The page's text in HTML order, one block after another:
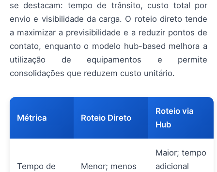
se destacam: tempo de trânsito, custo total por
envio e visibilidade da carga. O roteio direto tende
a maximizar a previsibilidade e a reduzir pontos de
contato, enquanto o modelo hub-based melhora a
utilização de equipamentos e permite
consolidações que reduzem custo unitário.
Métrica Roteio Direto
Roteio via
Hub
Tempo de
Menor; menos
Maior; tempo
adicional